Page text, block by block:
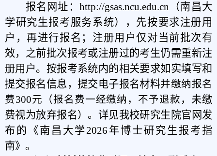
报名网址：http://gsas.ncu.edu.cn（南昌大
学研究生报考服务系统），先按要求注册用
户，再进行报名；注册用户仅对当前批次有
效，之前批次报考或注册过的考生仍需重新注
册用户。按报考系统内的相关要求如实填写和
提交报名信息，提交电子报名材料并缴纳报名
费300元（报名费一经缴纳，不予退款 ， 未缴
费视为放弃报名）。 详见我校研究生院官网发
布的《南昌大学2026年博士研究生报考指
南》。